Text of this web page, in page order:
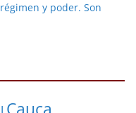
y poder. Son